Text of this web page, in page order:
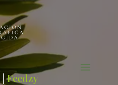
|Feedzy